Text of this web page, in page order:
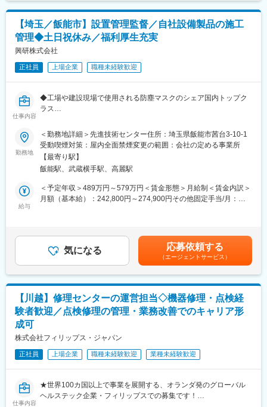
■採用背景：
日本ルフト株式会社では、医療現場で使用される医療機器の製
造・保守を担うメンバーを募集しています。患者様のQOL向上を
支える製品に携わり、製造から保守、品質改善まで幅広い経験を
積むことができます。
■業務内容：
医療機器の製造・組立・保守業務を担当していただきます。
【具体的には】
・医療機器の組立・製造作業
・定期メンテナンス・修理対応
・製造工程の改善活動
・作業標準書の整備
・部品・資材・在庫管理
・新製品導入時の技術評価や検証業務
・少数精鋭の組織で裁量を持って活躍できる
・残業月平均5時間程度でワークライフバランスも良好
■組織構成：合計15名
代表取締役：1名、取締役：1名、医療機器部門：9名、管理部
門：1名、パート社員：3名
経験やスキルに応じて先輩社員が丁寧にフォローするため、業界
知識は入社後に習得可能です。
変更の範囲：会社の定める業務
【埼玉／飯能市】設置管理監督／自社設備製品の施工
管理◆土日祝休み／福利厚生充実
興研株式会社
正社員 上場企業 職種未経験歓迎
仕事内容
◆工場や建設現場で使用される防塵マスクのシェア国内トップク
ラス
チ）」は2015年「第6回ものづくり日本大賞」内閣総理大臣賞を
受賞
◆土日祝休み／年休120日／福利厚生充実
■業務内容：
研究室や半導体、電子機器、化学、工場等の施設内にてクリーン
環境生成装置の設置管理（施工に関する計画や進行、安全・品質
・施工に関する計画の立案
・設置作業の進行管理
・クリーン生成装置「KOACH（コーチ）」の担当
■業務の特徴：
間程度の場合あり）の短期で納品が可能です。
す。世界最高クラスの高い清浄度が形成できる一方で、短期間設
学研究所、東京大学等の有名研究機関をはじめ、多くの国内有名
メーカーでも採用実績があります。
勤務地
＜勤務地詳細＞先進技術センター住所：埼玉県飯能市茜台3-10-1
受動喫煙対策：屋内全面禁煙変更の範囲：会社の定める事業所
【最寄り駅】
飯能駅、武蔵横手駅、高麗駅
給与
＜予定年収＞489万円～579万円＜賃金形態＞月給制＜賃金内訳＞
月額（基本給）：242,800円～274,900円その他固定手当/月：
じて上下する可能性があります。月給(月額)は固定手当を含めた表
記です。気になる 応募依頼する
（エージェントサービス）
【川越】修理センターの運営担当◇機器修理・点検経
験者歓迎／点検修理の管理・業務改善でのキャリア形
成可
株式会社フィリップス・ジャパン
正社員 上場企業 職種未経験歓迎 業種未経験歓迎
仕事内容
★世界100カ国以上で事業を展開する、オランダ発のグローバル
ヘルステック企業・フィリップスでの募集です！